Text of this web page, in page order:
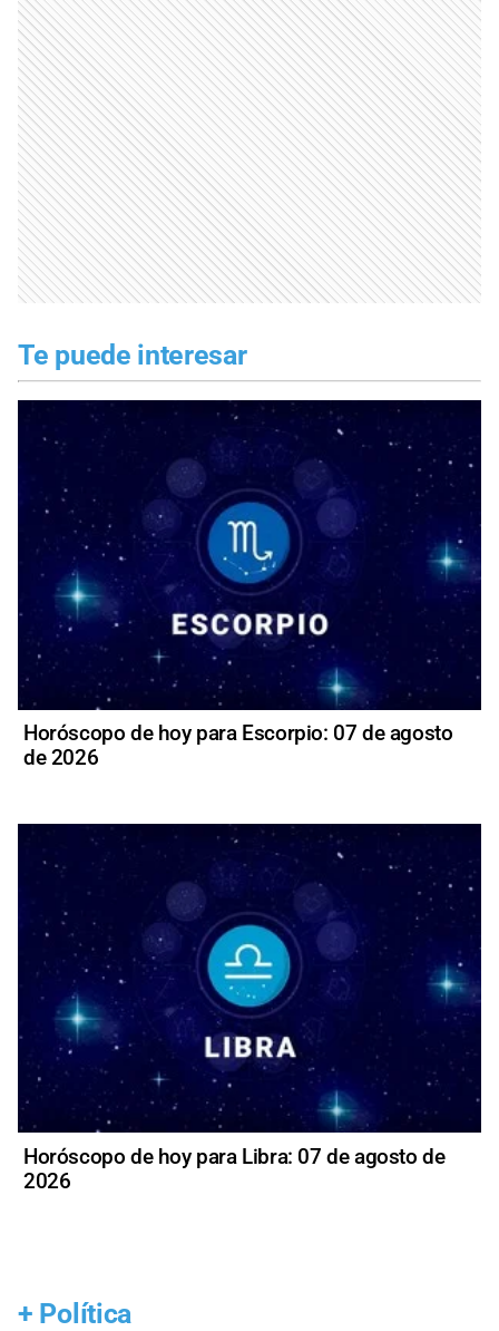
Te puede interesar
Horóscopo de hoy para Escorpio: 07 de agosto
de 2026
Horóscopo de hoy para Libra: 07 de agosto de
2026
+ Política